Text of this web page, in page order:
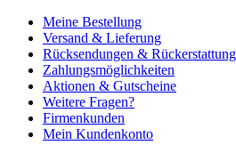
Meine Bestellung
Versand & Lieferung
Rücksendungen &
Zahlungsmöglichkeiten
Aktionen & Gutscheine
Weitere Fragen?
Firmenkunden
Mein Kundenkonto